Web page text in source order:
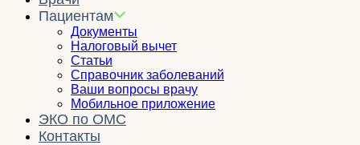
Пациентам
Документы
Налоговый вычет
Статьи
Справочник заболеваний
Ваши вопросы врачу
Мобильное приложение
ЭКО по ОМС
Контакты